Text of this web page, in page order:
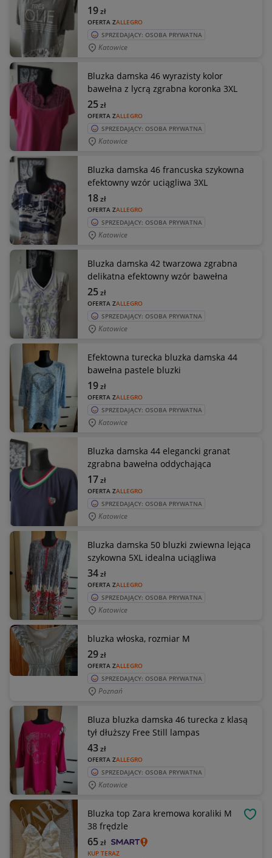
OFERTA ZALLEGRO
19zł
SPRZEDAJĄCY: OSOBA PRYWATNA
Katowice
Bluzka damska 46 wyrazisty kolor
bawełna z lycrą zgrabna koronka 3XL
OFERTA ZALLEGRO
25zł
SPRZEDAJĄCY: OSOBA PRYWATNA
Katowice
Bluzka damska 46 francuska szykowna
efektowny wzór uciągliwa 3XL
OFERTA ZALLEGRO
18zł
SPRZEDAJĄCY: OSOBA PRYWATNA
Katowice
Bluzka damska 42 twarzowa zgrabna
delikatna efektowny wzór bawełna
OFERTA ZALLEGRO
25zł
SPRZEDAJĄCY: OSOBA PRYWATNA
Katowice
Efektowna turecka bluzka damska 44
bawełna pastele bluzki
OFERTA ZALLEGRO
19zł
SPRZEDAJĄCY: OSOBA PRYWATNA
Katowice
Bluzka damska 44 elegancki granat
zgrabna bawełna oddychająca
OFERTA ZALLEGRO
17zł
SPRZEDAJĄCY: OSOBA PRYWATNA
Katowice
Bluzka damska 50 bluzki zwiewna lejąca
szykowna 5XL idealna uciągliwa
OFERTA ZALLEGRO
34zł
SPRZEDAJĄCY: OSOBA PRYWATNA
Katowice
bluzka włoska, rozmiar M
OFERTA ZALLEGRO
29zł
SPRZEDAJĄCY: OSOBA PRYWATNA
Poznań
Bluza bluzka damska 46 turecka z klasą
tył dłuższy Free Still lampas
OFERTA ZALLEGRO
43zł
SPRZEDAJĄCY: OSOBA PRYWATNA
Katowice
Bluzka top Zara kremowa koraliki M
38 frędzle
KUP TERAZ
65zł